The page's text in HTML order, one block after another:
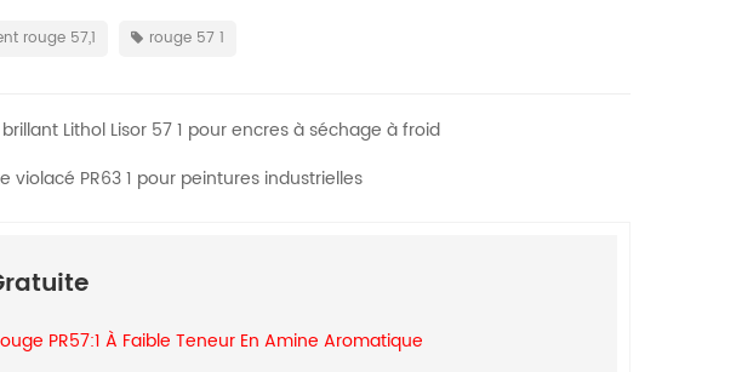
rouge 57,1 rouge 57 1
Lithol Lisor 57 1 pour encres à séchage à froid
violacé PR63 1 pour peintures industrielles
PR57:1 À Faible Teneur En Amine Aromatique